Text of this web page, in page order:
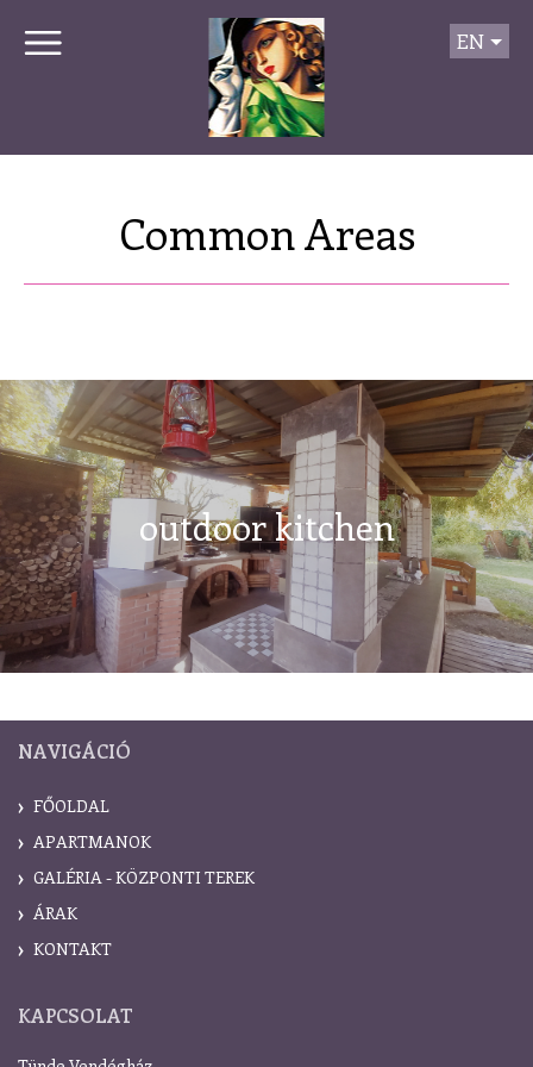
EN
Common Areas
outdoor kitchen
NAVIGÁCIÓ
FŐOLDAL
APARTMANOK
GALÉRIA - KÖZPONTI TEREK
ÁRAK
KONTAKT
KAPCSOLAT